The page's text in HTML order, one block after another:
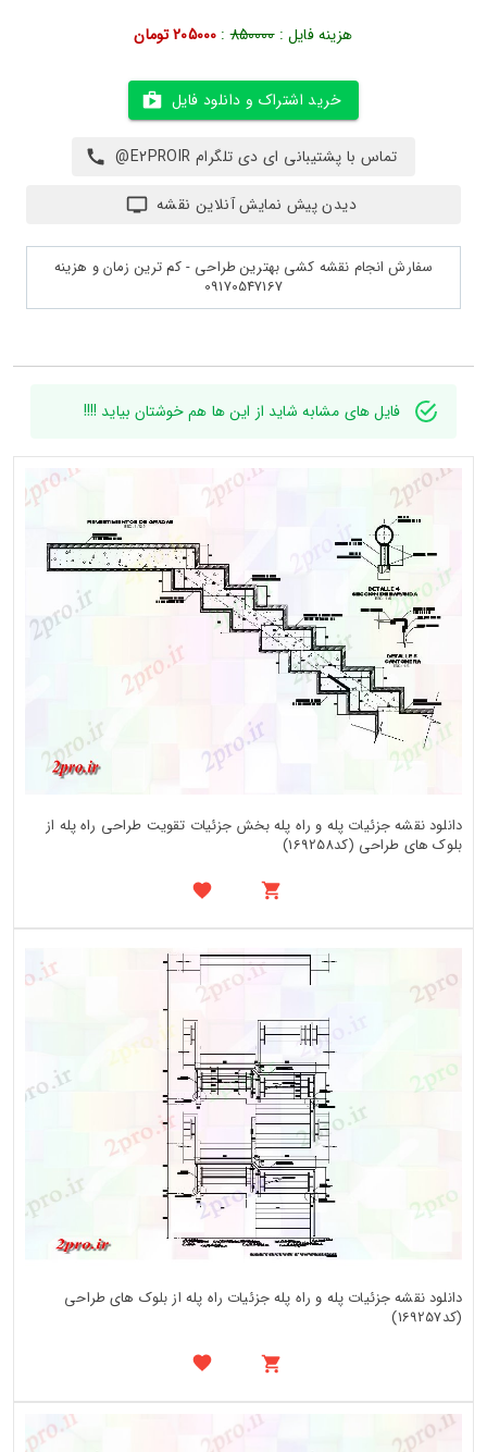
هزینه فایل :850000
: 205000 تومان
خرید اشتراک و دانلود فایل
تماس با پشتیبانی ای دی تلگرام E2PROIR@
دیدن پیش نمایش آنلاین نقشه
سفارش انجام نقشه کشی بهترین طراحی - کم ترین زمان و هزینه
09170547167
فایل های مشابه شاید از این ها هم خوشتان بیاید !!!!
دانلود نقشه جزئیات پله و راه پله بخش جزئیات تقویت طراحی راه پله از
بلوک های طراحی (کد169258)
دانلود نقشه جزئیات پله و راه پله جزئیات راه پله از بلوک های طراحی
(کد169257)